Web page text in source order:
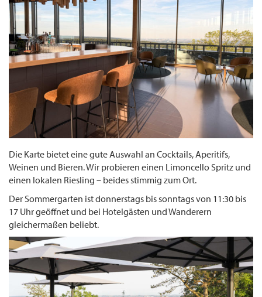
Die Karte bietet eine gute Auswahl an Cocktails, Aperitifs,
Weinen und Bieren. Wir probieren einen Limoncello Spritz und
einen lokalen Riesling – beides stimmig zum Ort.
Der Sommergarten ist donnerstags bis sonntags von 11:30 bis
17 Uhr geöffnet und bei Hotelgästen und Wanderern
gleichermaßen beliebt.